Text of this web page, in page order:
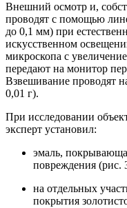
Внешний осмотр и,
проводят с помощью
до 0,1 мм) при
искусственном
микроскопа с
передают на монитор
Взвешивание проводят
0,01 г).
При исследовании
эксперт установил:
эмаль,
повреждения (рис.
на отдельных
покрытия